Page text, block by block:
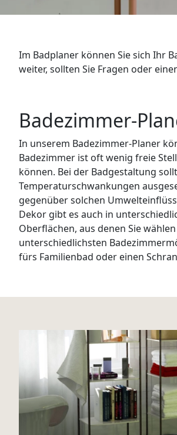
Im Badplaner können Sie sich Ihr
weiter, sollten Sie Fragen oder
Badezimmer-
In unserem Badezimmer-Planer
Badezimmer ist oft wenig freie
können. Bei der Badgestaltung
Temperaturschwankungen
gegenüber solchen
Dekor gibt es auch in
Oberflächen, aus denen Sie
unterschiedlichsten
fürs Familienbad oder einen
ALLE ANZEIGEN